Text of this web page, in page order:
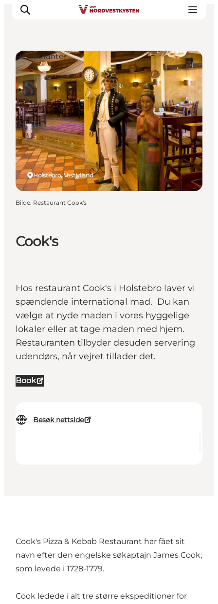
Byer og steder
Inspirasjon
Events
Overnatting
Planlegg ferien
Cook's
Hos restaurant Cook's i Holstebro laver vi
spændende international mad. Du kan
vælge at nyde maden i vores hyggelige
lokaler eller at tage maden med hjem.
Restauranten tilbyder desuden servering
udendørs, når vejret tillader det.
Book
Besøk nettside
Holstebro, Vestjylland
Restauranter
Bilde: Restaurant Cook's
Cook's Pizza & Kebab Restaurant har fået sit
navn efter den engelske søkaptajn James Cook,
som levede i 1728-1779.
Cook ledede i alt tre større ekspeditioner for